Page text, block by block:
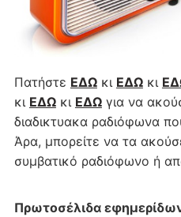
Πατήστε ΕΔΩκι ΕΔΩκι
κι ΕΔΩκι ΕΔΩγια να
διαδικτυακα ραδιόφωνα
Άρα, μπορείτε να τα
συμβατικό ραδιόφωνο ή
Πρωτοσέλιδα